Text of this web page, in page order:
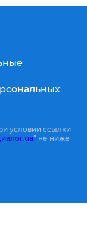
условии ссылки
" не ниже